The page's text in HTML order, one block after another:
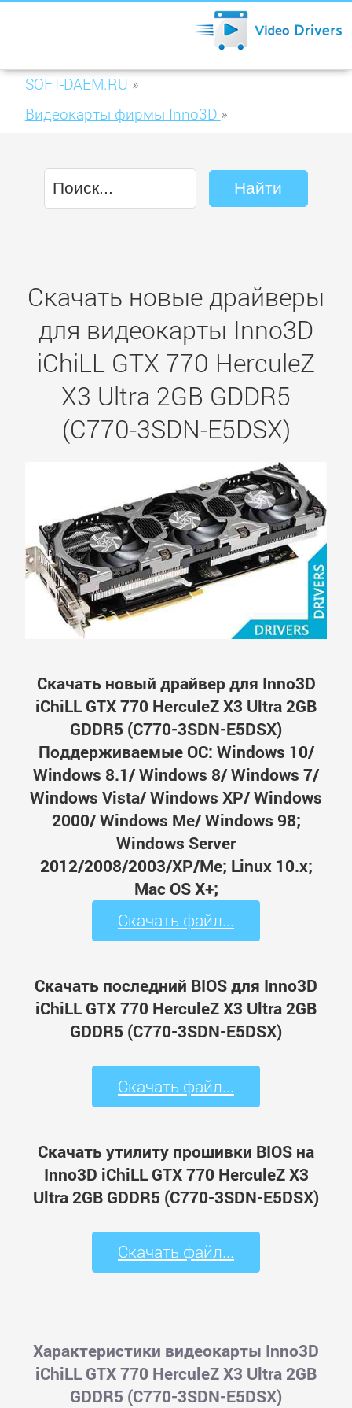
SOFT-DAEM.RU »
Видеокарты фирмы Inno3D »
2GB GDDR5 (C770-3SDN-E5DSX)
Скачать новые драйверы
для видеокарты Inno3D
iChiLL GTX 770 HerculeZ
X3 Ultra 2GB GDDR5
(C770-3SDN-E5DSX)
Скачать новый драйвер для Inno3D
iChiLL GTX 770 HerculeZ X3 Ultra 2GB
GDDR5 (C770-3SDN-E5DSX)
Поддерживаемые ОС: Windows 10/
Windows 8.1/ Windows 8/ Windows 7/
Windows Vista/ Windows XP/ Windows
2000/ Windows Me/ Windows 98;
Windows Server
2012/2008/2003/XP/Me; Linux 10.x;
Mac OS X+;
Скачать файл...
Скачать последний BIOS для Inno3D
iChiLL GTX 770 HerculeZ X3 Ultra 2GB
GDDR5 (C770-3SDN-E5DSX)
Скачать файл...
Скачать утилиту прошивки BIOS на
Inno3D iChiLL GTX 770 HerculeZ X3
Ultra 2GB GDDR5 (C770-3SDN-E5DSX)
Скачать файл...
Характеристики видеокарты Inno3D
iChiLL GTX 770 HerculeZ X3 Ultra 2GB
GDDR5 (C770-3SDN-E5DSX)